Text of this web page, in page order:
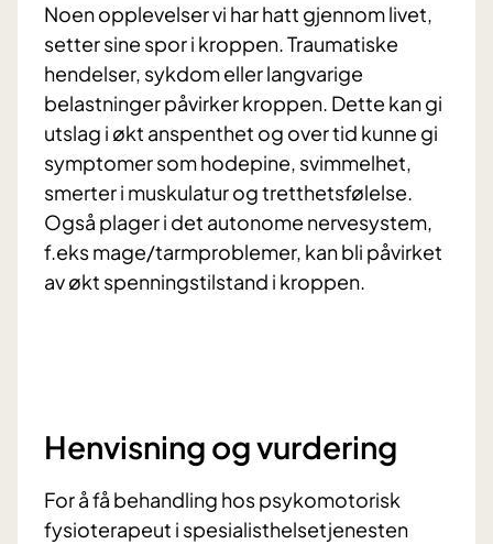
Noen opplevelser vi har hatt gjennom livet,
setter sine spor i kroppen. Traumatiske
hendelser, sykdom eller langvarige
belastninger påvirker kroppen. Dette kan gi
utslag i økt anspenthet og over tid kunne gi
symptomer som hodepine, svimmelhet,
smerter i muskulatur og tretthetsfølelse.
Også plager i det autonome nervesystem,
f.eks mage/tarmproblemer, kan bli påvirket
av økt spenningstilstand i kroppen.
Henvisning og vurdering
For å få behandling hos psykomotorisk
fysioterapeut i spesialisthelsetjenesten